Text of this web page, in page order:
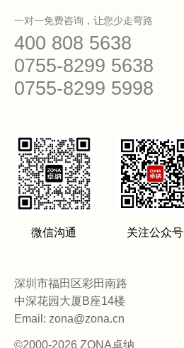
一对一免费咨询，让您少走弯路
400 808 5638
0755-8299 5638
0755-8299 5998
微信沟通 关注公众号
深圳市福田区彩田南路
中深花园大厦B座14楼
Email: zona@zona.cn
©2000-2026 ZONA卓纳